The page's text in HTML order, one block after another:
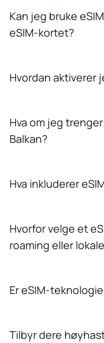
Kan jeg bruke
eSIM-kortet?
Hvordan aktiverer
Hva om jeg
Balkan?
Hva inkluderer
Hvorfor velge et
roaming eller
Er eSIM-
Tilbyr dere